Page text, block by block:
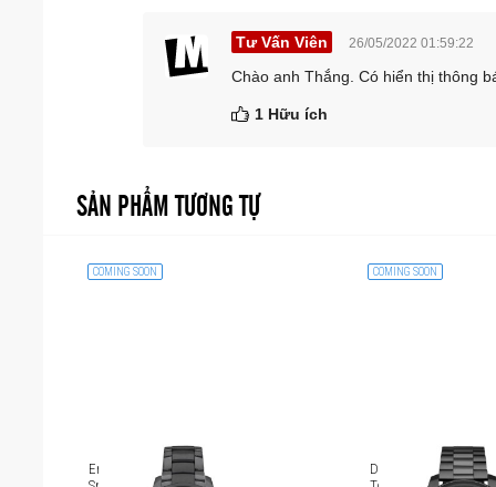
Tư Vấn Viên 26/05/2022 01:59:22
Chào anh Thắng. Có hiển thị thông
1 Hữu ích
SẢN PHẨM TƯƠNG TỰ
COMING SOON
Emporio Armani Touchscreen
COMING SOON
Diesel On Full Guard